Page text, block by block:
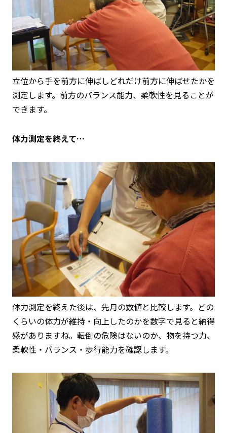
立位から手を前方に伸ばしどれだけ前方に伸ばせたかを
測定します。前方のバランス能力、柔軟性を見ることが
できます。
体力測定を終えて…
体力測定を終えた後は、先月の数値と比較します。どの
くらいの体力が維持・向上したのかを数字で見ると納得
感がありますね。転倒の危険はないのか、物を持つ力、
柔軟性・バランス・歩行能力を確認します。